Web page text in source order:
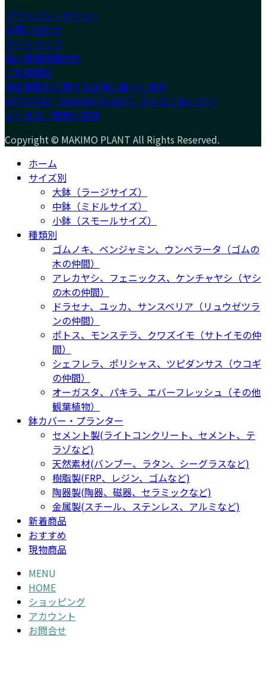
プライバシーポリシー
お問い合わせ
サイトマップ
個人情報保護方針
ご利用規約
特定商取引に関する法律に基づく表示
HITOTOKI（MAKIMO PLANT）からのごあいさつ
よくあるご質問と回答
Copyright © MAKIMO PLANT All Rights Reserved.
ホーム
サイズ別
大鉢（ラージサイズ）
中鉢（ミドルサイズ）
小鉢（スモールサイズ）
種類別
ゴムノキ、ベンジャミン、ウンベラータ（ゴムの
木の仲間）
アレカヤシ、フェニックス、ケンチャヤシ（ヤシ
の木の仲間）
ドラセナ、ユッカ、サンスベリア（リュウゼツラ
ンの仲間）
ポトス、モンステラ、クワズイモ（サトイモの仲
間）
シェフレラ、ポリシャス、ツピダンサス（ウコギ
の仲間）
オーガスタ、パキラ、エバーフレッシュ（その他
観葉植物）
鉢カバー・プランター
セメント製(ライトコンクリート、セメント、テ
ラゾなど)
天然素材(バンブー、ラタン、シーグラスなど)
樹脂製(FRP、レジン、ゴムなど)
陶器製(陶器、磁器、セラミックなど)
金属製(スチール、ステンレス、アルミなど)
新着商品
おすすめ
現物商品
MENU
HOME
ショッピング
アカウント
お問合せ